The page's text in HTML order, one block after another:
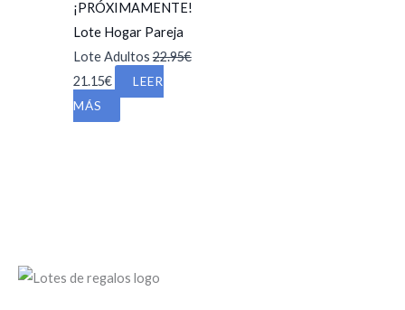
¡PRÓXIMAMENTE!
Lote Hogar Pareja
Lote Adultos22.95€
El
precio
21.15€El
LEER
MÁS